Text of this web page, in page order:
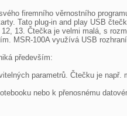
firemního věrnostního
Tato plug-in and play USB
13. Čtečka je velmi malá, s
MSR-100A využívá USB
především:
parametrů. Čtečku je
nebo k přenosnému